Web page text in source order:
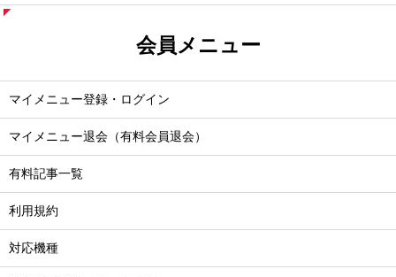
会員メニュー
マイメニュー登録・ログイン
マイメニュー退会（有料会員退会）
有料記事一覧
利用規約
対応機種